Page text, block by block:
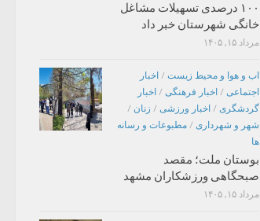
۱۰۰ درصدی تسهیلات مشاغل
خانگی شهرستان خبر داد
مرداد ۱۵, ۱۴۰۵
اب و هوا و محیط زیست / اخبار
اجتماعی / اخبار فرهنگی / اخبار
گردشگری / اخبار ورزشی / زنان /
شهر و شهرداری / مطبوعات و رسانه
ها
بوستان ملت؛ مقصد
صبحگاهی ورزشکاران مشهد
مرداد ۱۵, ۱۴۰۵